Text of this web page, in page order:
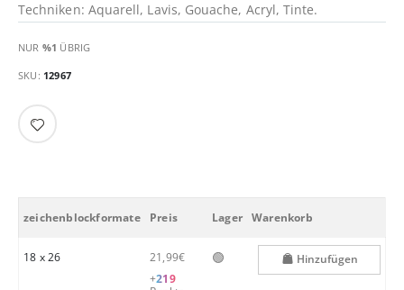
Techniken: Aquarell, Lavis, Gouache, Acryl, Tinte.
NUR %1 ÜBRIG
SKU 12967
zeichenblockformate Preis Lager Warenkorb
18 x 26
21,99€
+219
🟢 Hinzufügen